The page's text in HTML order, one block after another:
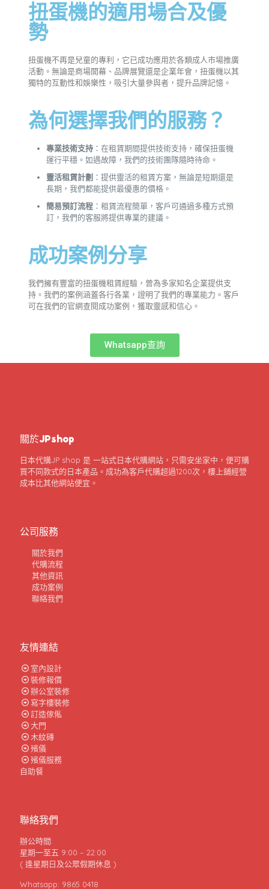
扭蛋機的適用場合及優
勢
扭蛋機不再是兒童的專利，它已成功應用於各類成人市場推廣
活動。無論是商場開幕、品牌展覽還是企業年會，扭蛋機以其
獨特的互動性和娛樂性，吸引大量參與者，提升品牌記憶。
為何選擇我們的服務？
專業技術支持：在租賃期間提供技術支持，確保扭蛋機
運行平穩。如遇故障，我們的技術團隊隨時待命。
靈活租賃計劃 ：提供靈活的租賃方案，無論是短期還是
長期，我們都能提供最優惠的價格。
簡易預訂流程：租賃流程簡單，客戶可通過多種方式預
訂，我們的客服將提供專業的建議。
成功案例分享
我們擁有豐富的扭蛋機租賃經驗，曾為多家知名企業提供支
持。我們的案例涵蓋各行各業，證明了我們的專業能力。客戶
可在我們的官網查閱成功案例，獲取靈感和信心。
Whatsapp查詢
關於JPshop
日本代購JP shop 是 一站式日本代購網站，只需安坐家中，便可購
買不同款式的日本產品。成功為客戶代購超過1200次，樓上舖經營
成本比其他網站便宜。
公司服務
關於我們
代購流程
其他資訊
成功案例
聯絡我們
友情連結
室內設計
裝修報價
辦公室裝修
寫字樓裝修
訂造傢俬
大門
木紋磚
殯儀
殯儀服務
自助餐
聯絡我們
辦公時間:
星期一至五 9:00 – 22:00
( 逢星期日及公眾假期休息 )
Whatsapp: 9865 0418